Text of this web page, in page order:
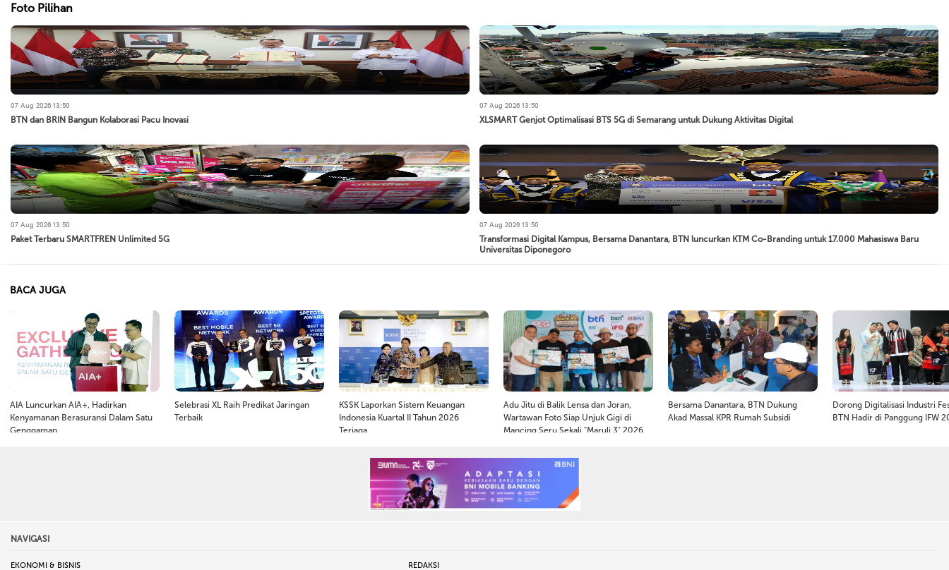
Foto Pilihan
07 Aug 2026 13:50
BTN dan BRIN Bangun Kolaborasi Pacu Inovasi
07 Aug 2026 13:50
XLSMART Genjot Optimalisasi BTS 5G di Semarang untuk Dukung Aktivitas Digital
07 Aug 2026 13:50
Paket Terbaru SMARTFREN Unlimited 5G
07 Aug 2026 13:50
Transformasi Digital Kampus, Bersama Danantara, BTN luncurkan KTM Co-Branding untuk 17.000 Mahasiswa Baru
Universitas Diponegoro
BACA JUGA
AIA Luncurkan AIA+, Hadirkan
Kenyamanan Berasuransi Dalam Satu
Genggaman
Selebrasi XL Raih Predikat Jaringan
Terbaik
KSSK Laporkan Sistem Keuangan
Indonesia Kuartal II Tahun 2026
Terjaga
Adu Jitu di Balik Lensa dan Joran,
Wartawan Foto Siap Unjuk Gigi di
Mancing Seru Sekali "Maruli 3" 2026
Bersama Danantara, BTN Dukung
Akad Massal KPR Rumah Subsidi
Dorong Digitalisasi Industri
BTN Hadir di Panggung IFW
NAVIGASI
EKONOMI & BISNIS REDAKSI